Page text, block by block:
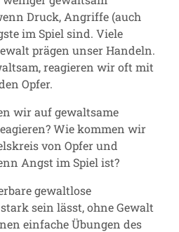
Druck, Angriffe (auch
im Spiel sind. Viele
prägen unser Handeln.
reagieren wir oft mit
Opfer.
wir auf gewaltsame
Wie kommen wir
von Opfer und
Angst im Spiel ist?
gewaltlose
sein lässt, ohne Gewalt
einfache Übungen des